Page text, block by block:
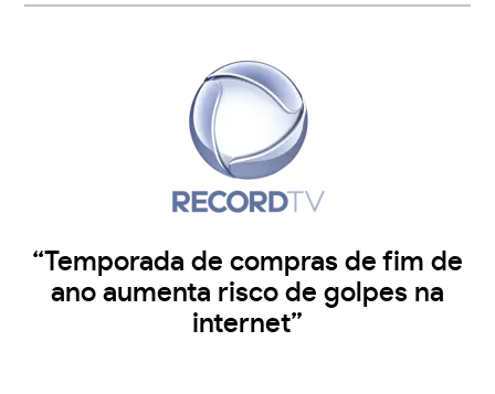
“Temporada de compras de fim de
ano aumenta risco de golpes na
internet”